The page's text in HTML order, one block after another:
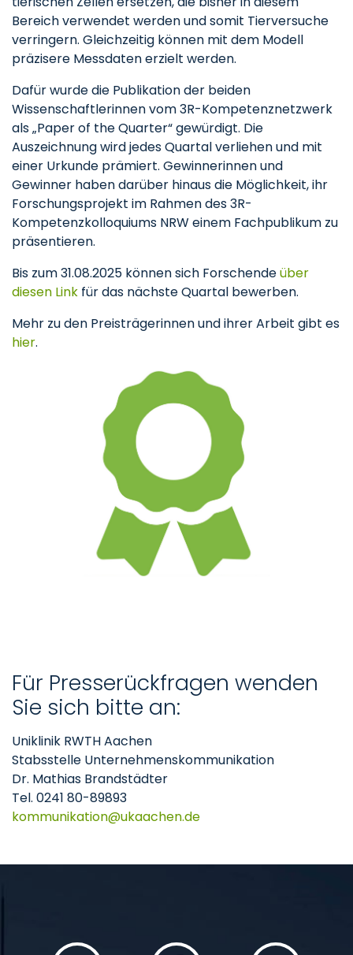
Bereich verwendet werden und somit Tierversuche
verringern. Gleichzeitig können mit dem Modell
präzisere Messdaten erzielt werden.
Dafür wurde die Publikation der beiden
Wissenschaftlerinnen vom 3R-Kompetenznetzwerk
als „Paper of the Quarter“ gewürdigt. Die
Auszeichnung wird jedes Quartal verliehen und mit
einer Urkunde prämiert. Gewinnerinnen und
Gewinner haben darüber hinaus die Möglichkeit, ihr
Forschungsprojekt im Rahmen des 3R-
Kompetenzkolloquiums NRW einem Fachpublikum zu
präsentieren.
Bis zum 31.08.2025 können sich Forschendeüber
diesen Link für das nächste Quartal bewerben.
Mehr zu den Preisträgerinnen und ihrer Arbeit gibt es
hier.
Für Presserückfragen wenden
Sie sich bitte an:
Uniklinik RWTH Aachen
Stabsstelle Unternehmenskommunikation
Dr. Mathias Brandstädter
Tel. 0241 80-89893
kommunikation
ukaachende